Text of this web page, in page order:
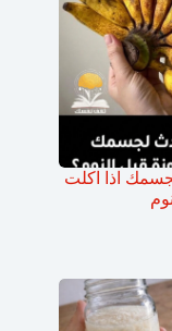
اذا اكلت